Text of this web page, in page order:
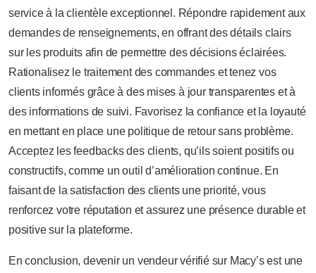
service à la clientèle exceptionnel. Répondre rapidement aux
demandes de renseignements, en offrant des détails clairs
sur les produits afin de permettre des décisions éclairées.
Rationalisez le traitement des commandes et tenez vos
clients informés grâce à des mises à jour transparentes et à
des informations de suivi. Favorisez la confiance et la loyauté
en mettant en place une politique de retour sans problème.
Acceptez les feedbacks des clients, qu’ils soient positifs ou
constructifs, comme un outil d’amélioration continue. En
faisant de la satisfaction des clients une priorité, vous
renforcez votre réputation et assurez une présence durable et
positive sur la plateforme.
En conclusion, devenir un vendeur vérifié sur Macy’s est une